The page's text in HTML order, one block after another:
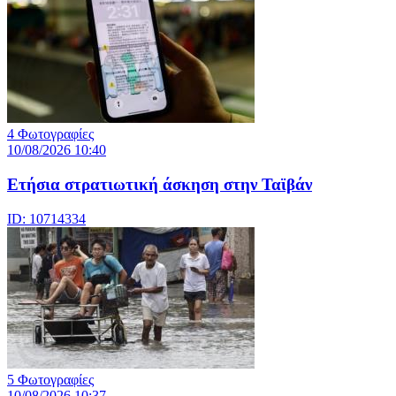
4 Φωτογραφίες
10/08/2026 10:40
Ετήσια στρατιωτική άσκηση στην Ταϊβάν
ID: 10714334
5 Φωτογραφίες